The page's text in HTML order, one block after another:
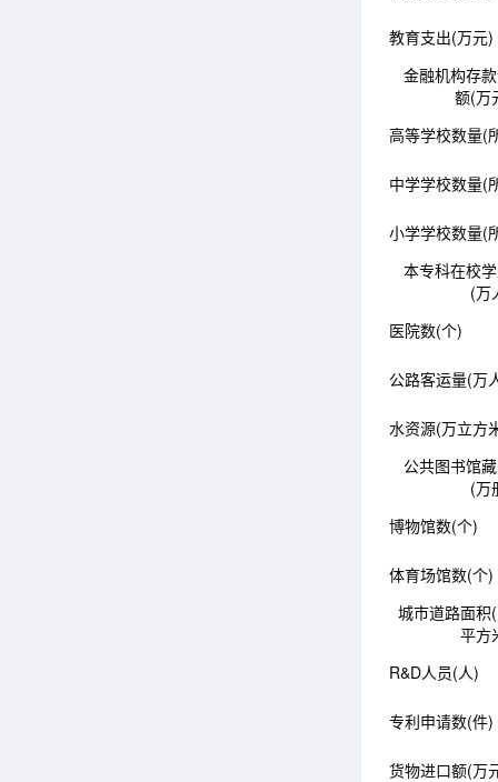
教育支出(万元)
金融机构存
额(万
高等学校数量(
中学学校数量(
小学学校数量(
本专科在校
(万
医院数(个)
公路客运量(万
水资源(万立方
公共图书馆
(万
博物馆数(个)
体育场馆数(个)
城市道路面积
平方
R&D人员(人)
专利申请数(件)
货物进口额(万